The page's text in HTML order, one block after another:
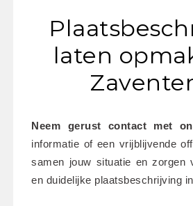
laten
Neem gerust contact met
informatie of een vrijblijvende
samen jouw situatie en zorgen
en duidelijke plaatsbeschrijving